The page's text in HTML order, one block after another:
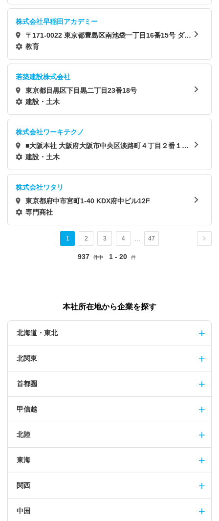
株式会社早稲田アカデミー
〒171-0022 東京都豊島区南池袋一丁目16番15号 ダイ
ヤゲート池袋9階
教育
若築建設株式会社
東京都目黒区下目黒二丁目23番18号
建設・土木
株式会社ワーキテクノ
■大阪本社 大阪府大阪市中央区淡路町４丁目２番１３
号 アーバンネット御堂筋ビル４F
建設・土木
株式会社ワタリ
東京都府中市宮町1-40 KDX府中ビル12F
専門商社
1 2 3 4 … 47
937 件中 1 - 20 件
本社所在地から企業を探す
北海道・東北
北関東
首都圏
甲信越
北陸
東海
関西
中国